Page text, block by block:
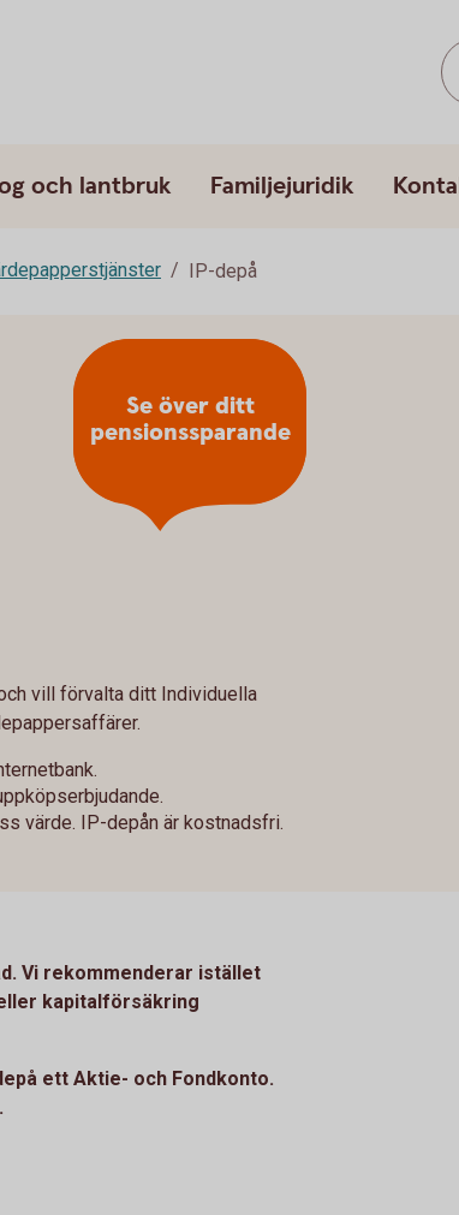
och lantbruk Familjejuridik
IP-depå
vill förvalta ditt Individuella
värde. IP-depån är kostnadsfri.
Se över ditt
pensionssparande
Vi rekommenderar istället
kapitalförsäkring
ett Aktie- och Fondkonto.
.